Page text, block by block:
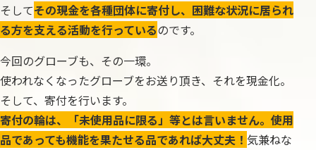
そしてその現金を各種団体に寄付し、困難な状況に居られ
る方を支える活動を行っているのです。
今回のグローブも、その一環。
使われなくなったグローブをお送り頂き、それを現金化。
そして、寄付を行います。
寄付の輪は、「未使用品に限る」等とは言いません。使用
品であっても機能を果たせる品であれば大丈夫！ 気兼ねな